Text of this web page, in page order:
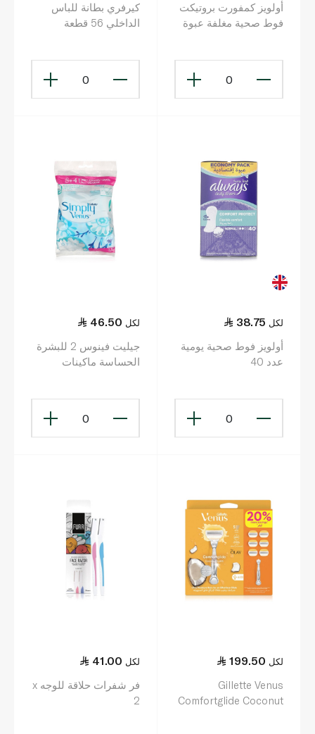
أولويز كمفورت بروتيكت
فوط صحية مغلفة عبوة
0
كيرفري بطانة للباس
الداخلي 56 قطعة
0
38.75 لكل
أولويز فوط صحية يومية
عدد 40
0
46.50 لكل
جيليت فينوس 2 للبشرة
الحساسة ماكينات
0
199.50 لكل
Gillette Venus
Comfortglide Coconut
41.00 لكل
فر شفرات حلاقة للوجه x
2